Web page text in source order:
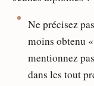
Ne précisez
moins obtenu
mentionnez
dans les tout